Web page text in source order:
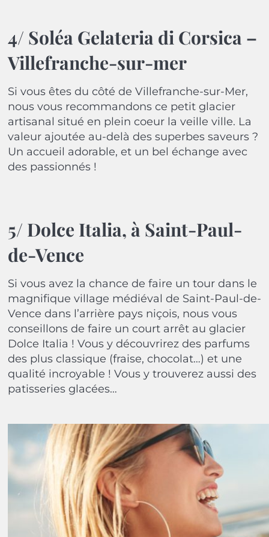
4/ Soléa Gelateria di Corsica –
Villefranche-sur-mer
Si vous êtes du côté de Villefranche-sur-Mer,
nous vous recommandons ce petit glacier
artisanal situé en plein coeur la veille ville. La
valeur ajoutée au-delà des superbes saveurs ?
Un accueil adorable, et un bel échange avec
des passionnés !
5/ Dolce Italia, à Saint-Paul-
de-Vence
Si vous avez la chance de faire un tour dans le
magnifique village médiéval de Saint-Paul-de-
Vence dans l’arrière pays niçois, nous vous
conseillons de faire un court arrêt au glacier
Dolce Italia ! Vous y découvrirez des parfums
des plus classique (fraise, chocolat…) et une
qualité incroyable ! Vous y trouverez aussi des
patisseries glacées…